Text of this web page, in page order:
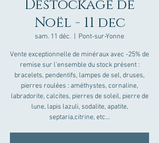
Déstockage de
Noël - 11 dec
sam. 11 déc.
  |
Pont-sur-Yonne
Vente exceptionnelle de minéraux avec -25% de
remise sur l'ensemble du stock présent :
bracelets, pendentifs, lampes de sel, druses,
pierres roulées : améthystes, cornaline,
labradorite, calcites, pierres de soleil, pierre de
lune, lapis lazuli, sodalite, apatite,
septaria,citrine, etc...